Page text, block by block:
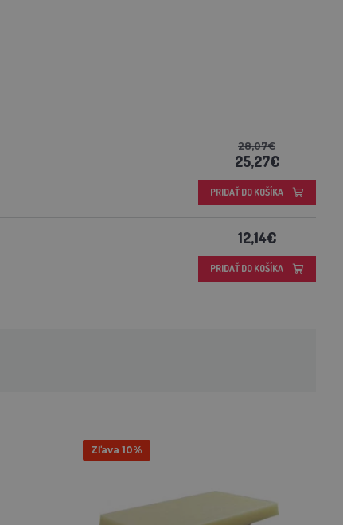
28,07€
25,27€
PRIDAŤ DO KOŠÍKA
12,14€
PRIDAŤ DO KOŠÍKA
Zľava 10%